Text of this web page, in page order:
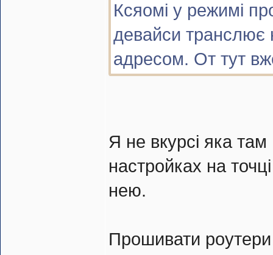
Ксяомі у режимі
девайси транслює
адресом. От тут
Я не вкурсі яка
настройках на
нею.
Прошивати